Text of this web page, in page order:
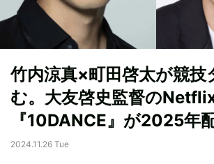
竹内涼真×町田啓太が競技
む。大友啓史監督の
『10DANCE』が2025年
2024.11.26 Tue